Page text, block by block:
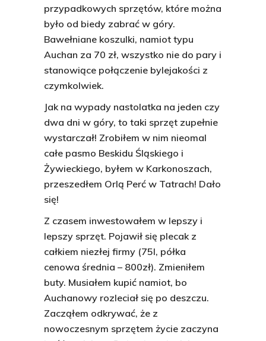
przypadkowych sprzętów, które można
było od biedy zabrać w góry.
Bawełniane koszulki, namiot typu
Auchan za 70 zł, wszystko nie do pary i
stanowiące połączenie bylejakości z
czymkolwiek.
Jak na wypady nastolatka na jeden czy
dwa dni w góry, to taki sprzęt zupełnie
wystarczał! Zrobiłem w nim nieomal
całe pasmo Beskidu Śląskiego i
Żywieckiego, byłem w Karkonoszach,
przeszedłem Orlą Perć w Tatrach! Dało
się!
Z czasem inwestowałem w lepszy i
lepszy sprzęt. Pojawił się plecak z
całkiem niezłej firmy (75l, półka
cenowa średnia – 800zł). Zmieniłem
buty. Musiałem kupić namiot, bo
Auchanowy rozleciał się po deszczu.
Zacząłem odkrywać, że z
nowoczesnym sprzętem życie zaczyna